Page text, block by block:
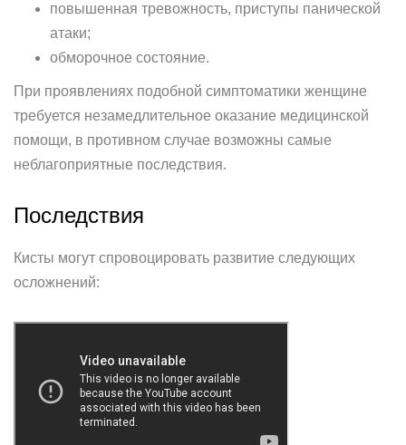
повышенная тревожность, приступы панической
атаки;
обморочное состояние.
При проявлениях подобной симптоматики женщине
требуется незамедлительное оказание медицинской
помощи, в противном случае возможны самые
неблагоприятные последствия.
Последствия
Кисты могут спровоцировать развитие следующих
осложнений: